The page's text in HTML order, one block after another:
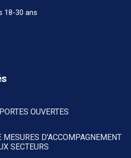
18-30 ans
OUVERTES
MESURES D'ACCOMPAGNEMENT
SECTEURS